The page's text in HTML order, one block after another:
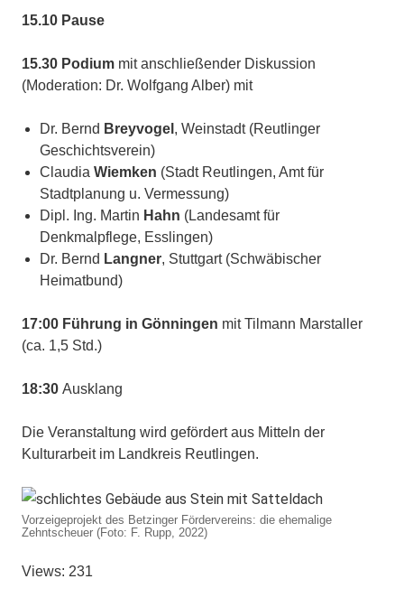
15.10 Pause
15.30 Podium mit anschließender Diskussion
(Moderation: Dr. Wolfgang Alber) mit
Dr. Bernd Breyvogel , Weinstadt (Reutlinger
Geschichtsverein)
Claudia Wiemken (Stadt Reutlingen, Amt für
Stadtplanung u. Vermessung)
Dipl. Ing. Martin Hahn (Landesamt für
Denkmalpflege, Esslingen)
Dr. Bernd Langner, Stuttgart (Schwäbischer
Heimatbund)
17:00 Führung in Gönningen mit Tilmann Marstaller
(ca. 1,5 Std.)
18:30 Ausklang
Die Veranstaltung wird gefördert aus Mitteln der
Kulturarbeit im Landkreis Reutlingen.
Vorzeigeprojekt des Betzinger Fördervereins: die ehemalige
Zehntscheuer (Foto: F. Rupp, 2022)
Views: 231